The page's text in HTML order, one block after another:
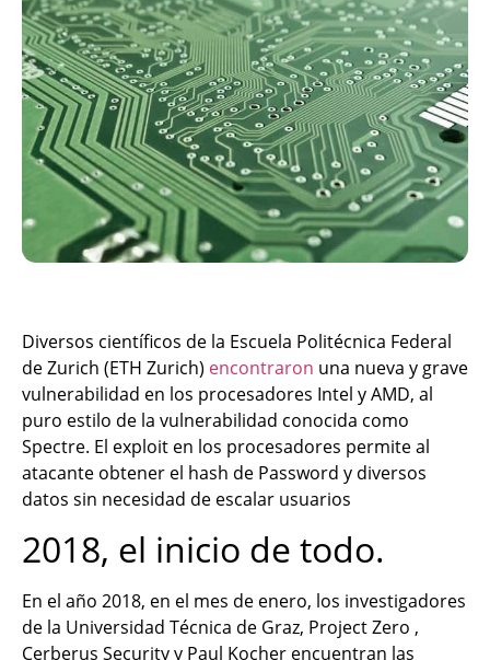
Diversos científicos de la Escuela Politécnica Federal
de Zurich (ETH Zurich) encontraron una nueva y grave
vulnerabilidad en los procesadores Intel y AMD, al
puro estilo de la vulnerabilidad conocida como
Spectre. El exploit en los procesadores permite al
atacante obtener el hash de Password y diversos
datos sin necesidad de escalar usuarios
2018, el inicio de todo.
En el año 2018, en el mes de enero, los investigadores
de la Universidad Técnica de Graz, Project Zero ,
Cerberus Security y Paul Kocher encuentran las